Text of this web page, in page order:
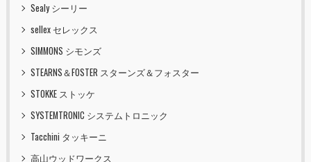
Sealy シーリー
sellex セレックス
SIMMONS シモンズ
STEARNS＆FOSTER スターンズ＆フォスター
STOKKE ストッケ
SYSTEMTRONIC システムトロニック
Tacchini タッキーニ
高山ウッドワークス